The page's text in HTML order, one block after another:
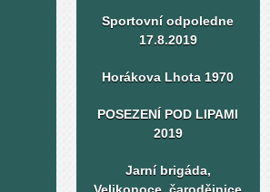
Sportovní odpoledne
17.8.2019
Horákova Lhota 1970
POSEZENÍ POD LIPAMI
2019
Jarní brigáda,